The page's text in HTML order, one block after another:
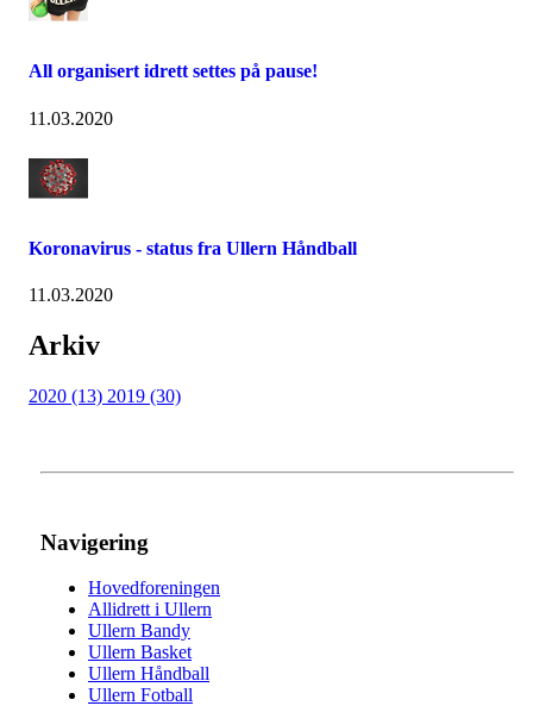
All organisert idrett settes på pause!
11.03.2020
Koronavirus - status fra Ullern Håndball
11.03.2020
Arkiv
2020 (13) 2019 (30)
Navigering
Hovedforeningen
Allidrett i Ullern
Ullern Bandy
Ullern Basket
Ullern Håndball
Ullern Fotball